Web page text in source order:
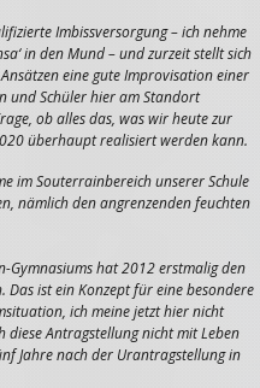
Imbissversorgung – ich nehme
in den Mund – und zurzeit stellt sich
eine gute Improvisation einer
und Schüler hier am Standort
ob alles das, was wir heute zur
überhaupt realisiert werden kann.
im Souterrainbereich unserer Schule
nämlich den angrenzenden feuchten
Gymnasiums hat 2012 erstmalig den
Das ist ein Konzept für eine besondere
ich meine jetzt hier nicht
Antragstellung nicht mit Leben
Jahre nach der Urantragstellung in